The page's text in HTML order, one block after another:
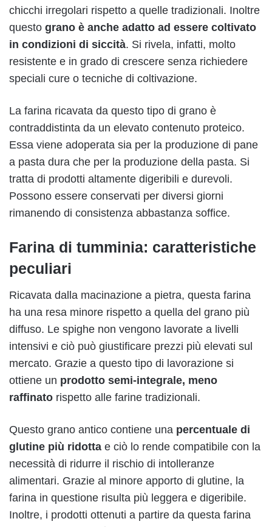
chicchi irregolari rispetto a quelle tradizionali. Inoltre
questo grano è anche adatto ad essere coltivato
in condizioni di siccità. Si rivela, infatti, molto
resistente e in grado di crescere senza richiedere
speciali cure o tecniche di coltivazione.
La farina ricavata da questo tipo di grano è
contraddistinta da un elevato contenuto proteico.
Essa viene adoperata sia per la produzione di pane
a pasta dura che per la produzione della pasta. Si
tratta di prodotti altamente digeribili e durevoli.
Possono essere conservati per diversi giorni
rimanendo di consistenza abbastanza soffice.
Farina di tumminia: caratteristiche
peculiari
Ricavata dalla macinazione a pietra, questa farina
ha una resa minore rispetto a quella del grano più
diffuso. Le spighe non vengono lavorate a livelli
intensivi e ciò può giustificare prezzi più elevati sul
mercato. Grazie a questo tipo di lavorazione si
ottiene un prodotto semi-integrale, meno
raffinato rispetto alle farine tradizionali.
Questo grano antico contiene una percentuale di
glutine più ridotta e ciò lo rende compatibile con la
necessità di ridurre il rischio di intolleranze
alimentari. Grazie al minore apporto di glutine, la
farina in questione risulta più leggera e digeribile.
Inoltre, i prodotti ottenuti a partire da questa farina